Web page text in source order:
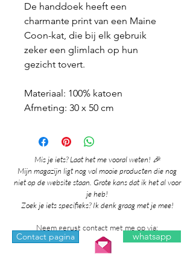
De handdoek heeft een
charmante print van een Maine
Coon-kat, die bij elk gebruik
zeker een glimlach op hun
gezicht tovert.
Materiaal: 100% katoen
Afmeting: 30 x 50 cm
Mis je iets? Laat het me vooral weten! 🎉
Mijn magazijn ligt nog vol mooie producten die nog
niet op de website staan. Grote kans dat ik het al voor
je heb!
Zoek je iets specifieks? Ik denk graag met je mee!
Neem gerust contact met me op via:
Contact pagina whatsapp